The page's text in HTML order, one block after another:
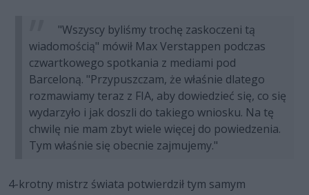
"Wszyscy byliśmy trochę zaskoczeni tą
wiadomością" mówił Max Verstappen podczas
czwartkowego spotkania z mediami pod
Barceloną. "Przypuszczam, że właśnie dlatego
rozmawiamy teraz z FIA, aby dowiedzieć się, co się
wydarzyło i jak doszli do takiego wniosku. Na tę
chwilę nie mam zbyt wiele więcej do powiedzenia.
Tym właśnie się obecnie zajmujemy."
4-krotny mistrz świata potwierdził tym samym